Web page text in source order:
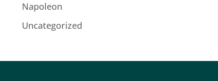
Napoleon
Uncategorized